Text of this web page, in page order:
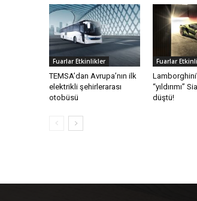
Fuarlar Etkinlikler
TEMSA’dan Avrupa’nın ilk
elektrikli şehirlerarası
otobüsü
Fuarlar
“yıldırımı”
düştü!